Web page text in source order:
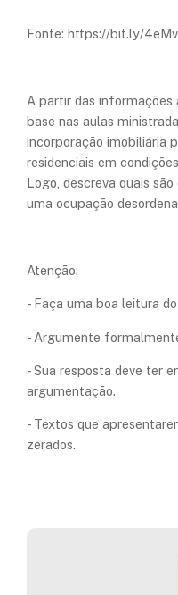
Fonte: https://bit.ly/
A partir das informações
base nas aulas
incorporação imobiliária
residenciais em
Logo, descreva quais
uma ocupação
Atenção:
- Faça uma boa leitura do
- Argumente
- Sua resposta deve ter
argumentação.
- Textos que
zerados.